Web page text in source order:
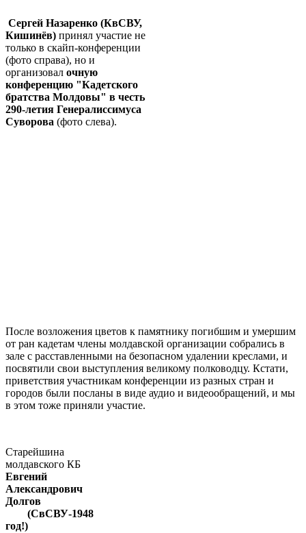
Сергей Назаренко (КвСВУ,
Кишинёв) принял участие не
только в скайп-конференции
(фото справа), но и
организовал очную
конференцию "Кадетского
братства Молдовы" в честь
290-летия Генералиссимуса
Суворова (фото слева).
После возложения цветов к памятнику погибшим и умершим
от ран кадетам члены молдавской организации собрались в
зале с расставленными на безопасном удалении креслами, и
посвятили свои выступления великому полководцу. Кстати,
приветствия участникам конференции из разных стран и
городов были посланы в виде аудио и видеообращений, и мы
в этом тоже приняли участие.
Старейшина
молдавского КБ
Евгений
Александрович
Долгов
(СвСВУ-1948
год!)